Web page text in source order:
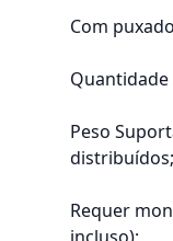
Com
Quantidade
Peso
distribuídos;
Requer